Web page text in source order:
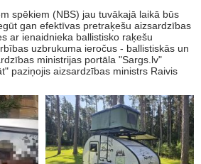
spēkiem (NBS) jau tuvākajā laikā būs
gan efektīvas pretraķešu aizsardzības
ar ienaidnieka ballistisko raķešu
uzbrukuma ieročus - ballistiskās un
ministrijas portāla "Sargs.lv"
paziņojis aizsardzības ministrs Raivis